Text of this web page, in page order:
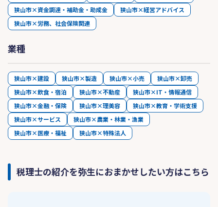
狭山市×資金調達・補助金・助成金
狭山市×経営アドバイス
狭山市×労務、社会保険関連
業種
狭山市×建設 狭山市×製造 狭山市×小売
狭山市×卸売
狭山市×飲食・宿泊
狭山市×不動産
狭山市×IT・情報通信
狭山市×金融・保険
狭山市×理美容
狭山市×教育・学術支援
狭山市×サービス
狭山市×農業・林業・漁業
狭山市×医療・福祉
狭山市×特殊法人
税理士の紹介を弥生におまかせしたい方はこちら